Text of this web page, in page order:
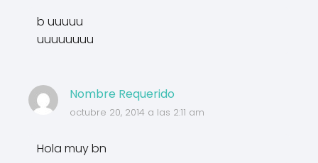
b uuuuu
uuuuuuuu
Nombre Requerido
octubre 20, 2014 a las 2:11 am
Hola muy bn